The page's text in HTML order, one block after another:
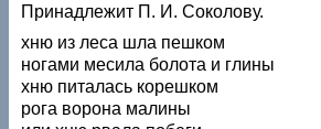
Принадлежит П. И. Соколову.
хню из леса шла пешком
ногами месила болота и глины
хню питалась корешком
рога ворона малины